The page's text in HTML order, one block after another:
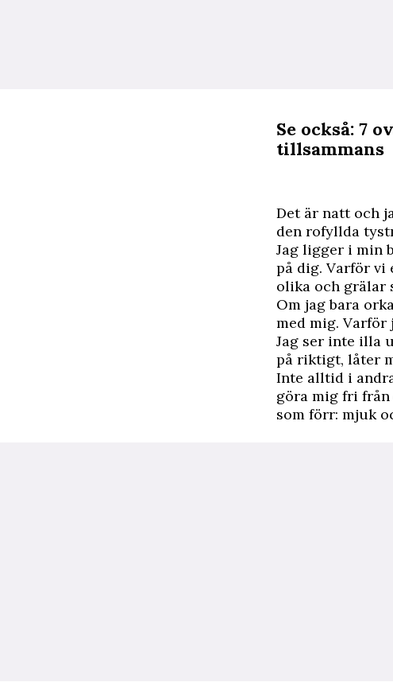
Se också: 7
tillsammans
Det är natt och
den rofyllda
Jag ligger i min
på dig. Varför vi
olika och grälar
Om jag bara
med mig. Varför
Jag ser inte illa
på riktigt, låter
Inte alltid i
göra mig fri från
som förr: mjuk